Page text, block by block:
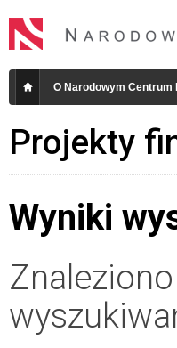
O Narodowym Centrum
Projekty
Wyniki